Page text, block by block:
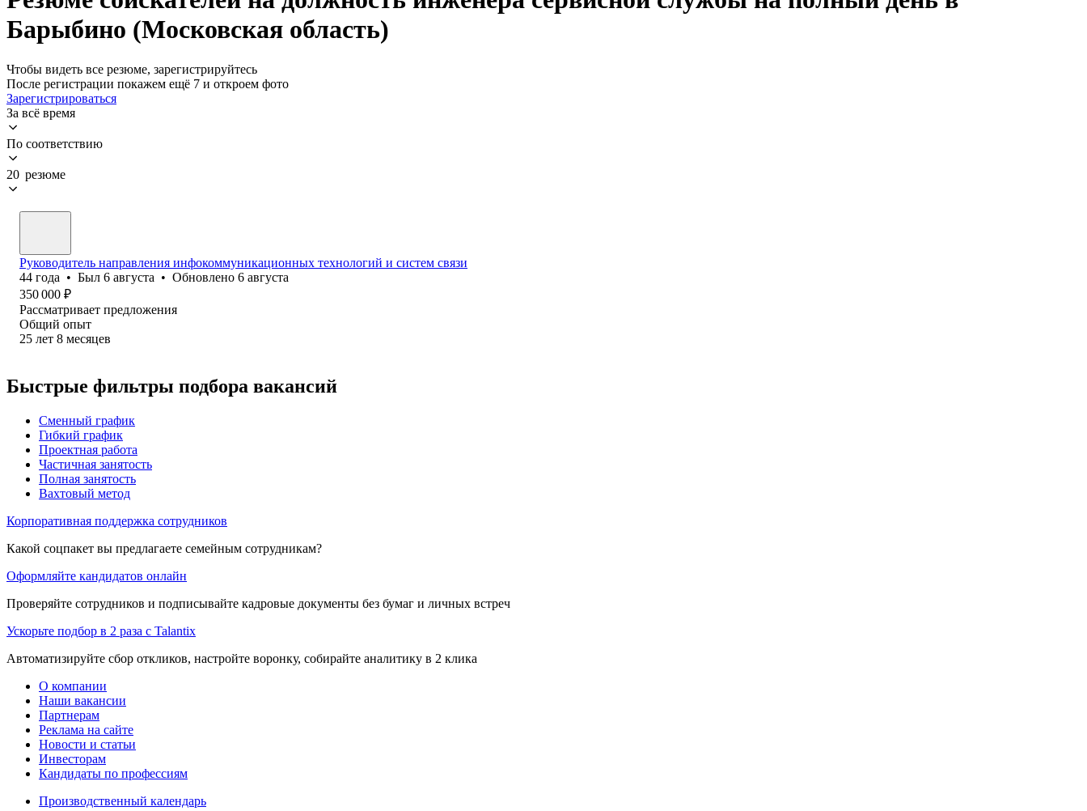
Барыбино (Московская область)
Чтобы видеть все резюме, зарегистрируйтесь
После регистрации покажем ещё 7 и откроем фото
Зарегистрироваться
За всё время
По соответствию
20 резюме
Руководитель направления инфокоммуникационных технологий и систем связи
44 года • Был 6 августа • Обновлено 6 августа
350 000 ₽
Рассматривает предложения
Общий опыт
25 лет 8 месяцев
Быстрые фильтры подбора вакансий
Сменный график
Гибкий график
Проектная работа
Частичная занятость
Полная занятость
Вахтовый метод
Корпоративная поддержка сотрудников
Какой соцпакет вы предлагаете семейным сотрудникам?
Оформляйте кандидатов онлайн
Проверяйте сотрудников и подписывайте кадровые документы без бумаг и личных встреч
Ускорьте подбор в 2 раза с Talantix
Автоматизируйте сбор откликов, настройте воронку, собирайте аналитику в 2 клика
О компании
Наши вакансии
Партнерам
Реклама на сайте
Новости и статьи
Инвесторам
Кандидаты по профессиям
Производственный календарь